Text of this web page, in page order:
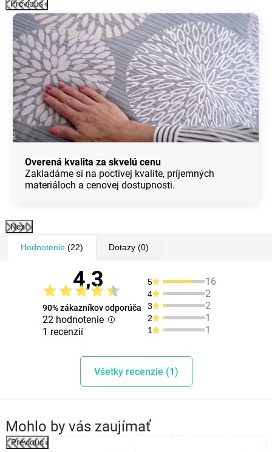
Previous
Overená kvalita za skvelú cenu
Zakladáme si na poctivej kvalite, príjemných
materiáloch a cenovej dostupnosti.
Next
Hodnotenie(22) Dotazy(0)
4,3
90% zákazníkov odporúča
22 hodnotenie
1 recenzií
5 16
4 2
3 2
2 1
1 1
Všetky recenzie (1)
Mohlo by vás zaujímať
Previous